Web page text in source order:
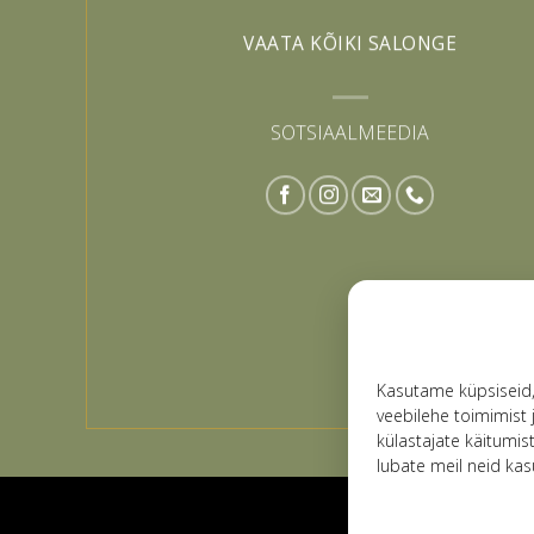
Kasutame
veebilehe toimimist
külastajate
lubate meil neid
VAATA KÕIKI SALONGE
SOTSIAALMEEDIA